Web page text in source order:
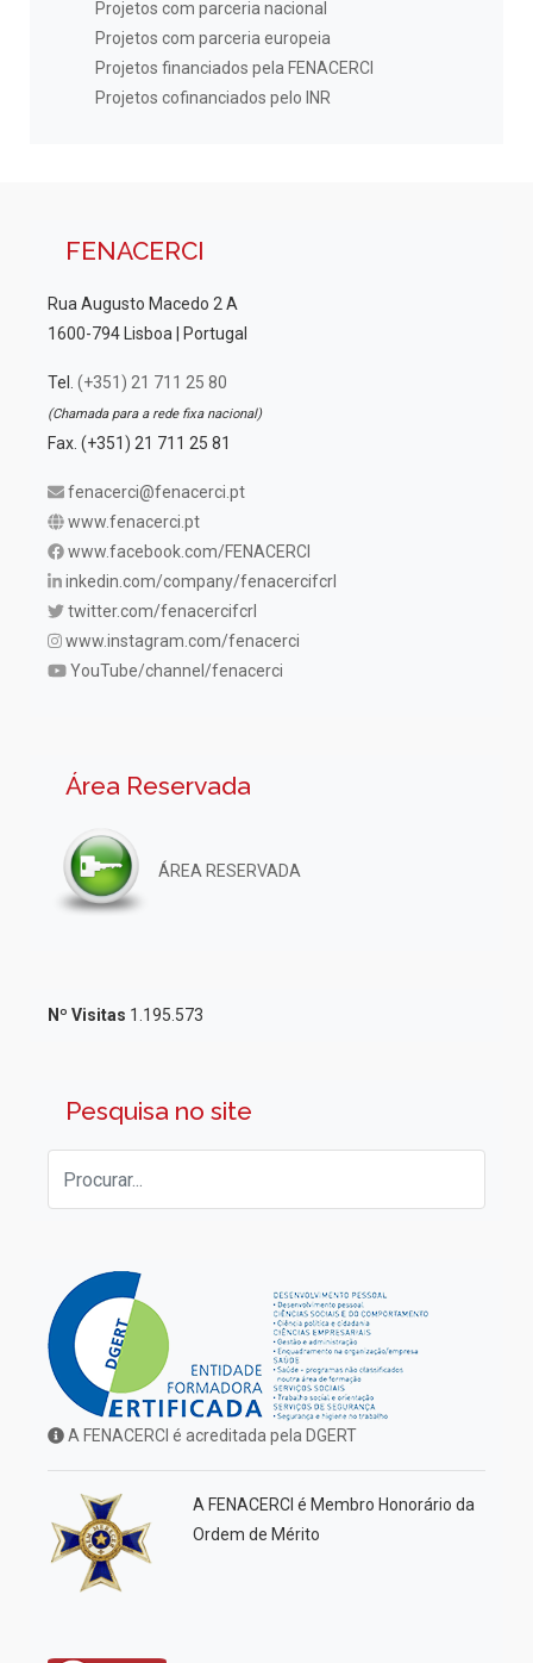
Projetos com parceria nacional
Projetos com parceria europeia
Projetos financiados pela FENACERCI
Projetos cofinanciados pelo INR
FENACERCI
Rua Augusto Macedo 2 A
1600-794 Lisboa | Portugal
Tel. (+351) 21 711 25 80
(Chamada para a rede fixa nacional)
Fax. (+351) 21 711 25 81
fenacerci@fenacerci.pt
www.fenacerci.pt
www.facebook.com/FENACERCI
inkedin.com/company/fenacercifcrl
twitter.com/fenacercifcrl
www.instagram.com/fenacerci
YouTube/channel/fenacerci
Área Reservada
ÁREA RESERVADA
Nº Visitas 1.195.573
Pesquisa no site
A FENACERCI é acreditada pela DGERT
A FENACERCI é Membro Honorário da
Ordem de Mérito